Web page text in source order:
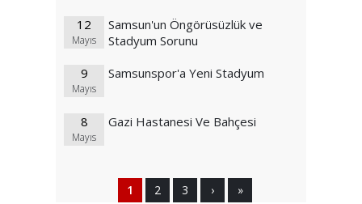
12
Mayıs
Samsun'un Öngörüsüzlük ve
Stadyum Sorunu
9
Mayıs
Samsunspor'a Yeni Stadyum
8
Mayıs
Gazi Hastanesi Ve Bahçesi
1 2 3 › »